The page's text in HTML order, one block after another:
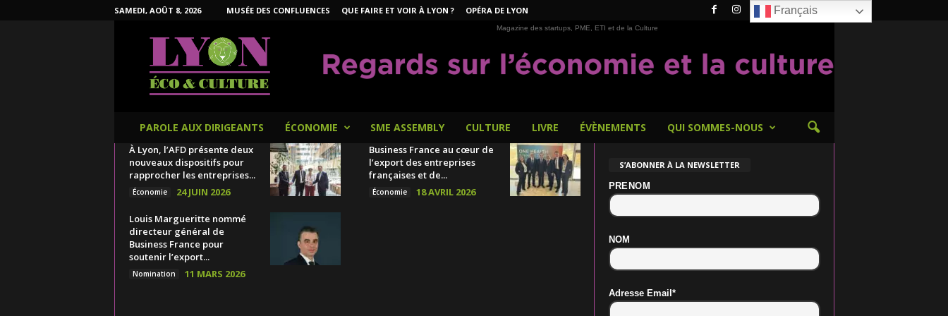
SAMEDI, AOÛT 8, 2026 MUSÉE DES CONFLUENCES QUE FAIRE ET VOIR À LYON ? OPÉRA DE LYON
Magazine des startups, PME, ETI et de la Culture
PAROLE AUX DIRIGEANTS ÉCONOMIE SME ASSEMBLY CULTURE LIVRE ÉVÈNEMENTS QUI SOMMES-NOUS
À Lyon, l’AFD présente deux
nouveaux dispositifs pour
rapprocher les entreprises...
Économie 24 JUIN 2026
Business France au cœur de
l’export des entreprises
françaises et de...
Économie 18 AVRIL 2026
Louis Margueritte nommé
directeur général de
Business France pour
soutenir l’export...
Nomination 11 MARS 2026
S’ABONNER À LA NEWSLETTER
PRENOM
NOM
Adresse Email*
Français